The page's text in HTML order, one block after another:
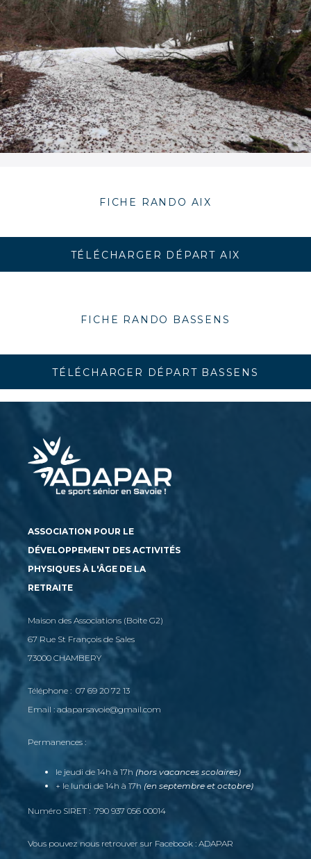
FICHE RANDO AIX
TÉLÉCHARGER DÉPART AIX
FICHE RANDO BASSENS
TÉLÉCHARGER DÉPART BASSENS
ASSOCIATION POUR LE
DÉVELOPPEMENT DES ACTIVITÉS
PHYSIQUES À L'ÂGE DE LA
RETRAITE
Maison des Associations (Boite G2)
67 Rue St François de Sales
73000 CHAMBERY
Téléphone : 07 69 20 72 13
Email : adaparsavoie@gmail.com
Permanences :
le jeudi de 14h à 17h (hors vacances scolaires)
+ le lundi de 14h à 17h (en septembre et octobre)
Numéro SIRET : 790 937 056 00014
Vous pouvez nous retrouver sur Facebook : ADAPAR